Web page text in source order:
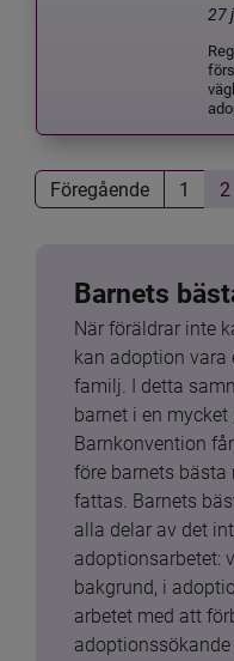
27
Föregående 1 2
Barnets
När föräldrar inte
kan adoption vara
familj. I detta
barnet i en
Barnkonvention
före barnets
fattas. Barnets
alla delar av det
adoptionsarbetet:
bakgrund, i
arbetet med att